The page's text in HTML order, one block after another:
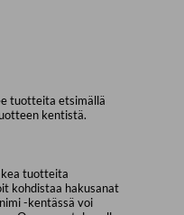
tuotteita etsimällä
kentistä.
tuotteita
kohdistaa hakusanat
-kentässä voi